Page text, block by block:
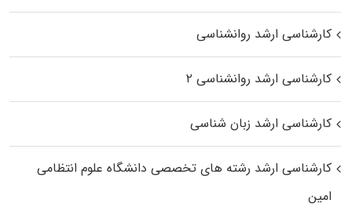
کارشناسی ارشد روانشناسی
کارشناسی ارشد روانشناسی ۲
کارشناسی ارشد زبان شناسی
کارشناسی ارشد رﺷﺘﻪ ﻫﺎی تخصصی داﻧﺸﮕﺎه ﻋﻠﻮم انتظامی
اﻣﻴﻦ